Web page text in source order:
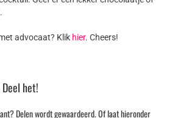
advocaat? Klik hier. Cheers!
het!
Delen wordt gewaardeerd. Of laat hieronder